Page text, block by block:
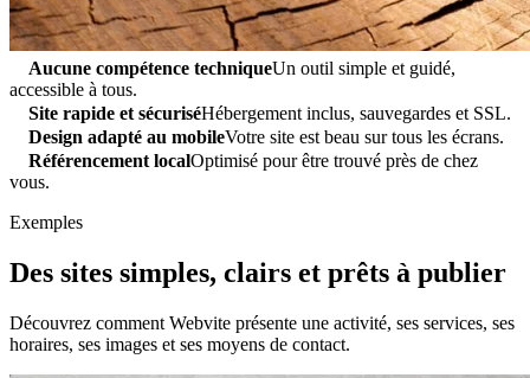
Aucune compétence techniqueUn outil simple et guidé,
accessible à tous.
Site rapide et sécuriséHébergement inclus, sauvegardes et SSL.
Design adapté au mobileVotre site est beau sur tous les écrans.
Référencement localOptimisé pour être trouvé près de chez
vous.
Exemples
Des sites simples, clairs et prêts à publier
Découvrez comment Webvite présente une activité, ses services, ses
horaires, ses images et ses moyens de contact.